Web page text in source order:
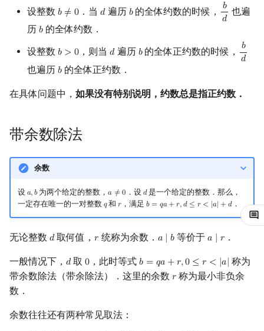
Main–Lorentz 算法
析合树
PQ 树
手指树
图的着色
网络流
Prüfer 序列
矩阵树定理
LGV 引理
最大团搜索算法
图上随机游走
设整数 𝑏 ≠ 0
b ≠0 ．当𝑑
d遍历 𝑏
b的全体约数的时候，
𝑏
𝑑
bd也遍
历 𝑏
b的全体约数．
设整数 𝑏 > 0
b >0 ，则当𝑑
d遍历 𝑏
b的全体正约数的时候，
𝑏
𝑑
bd
也遍历 𝑏
b的全体正约数．
在具体问题中， 如果没有特别说明，约数总是指正约数．
带余数除法
余数
设 𝑎,𝑏
a, b为两个给定的整数，𝑎 ≠ 0
a ≠0 ．设 𝑑
d是一个给定的整数．那么，
一定存在唯一的一对整数 𝑞
q和𝑟
r ，满足𝑏 = 𝑞𝑎+ 𝑟,𝑑 ≤ 𝑟 < |𝑎| + 𝑑
b =q a+r,d ≤r <| a| +d ．
无论整数 𝑑
d取何值，𝑟
r 统称为余数． 𝑎 ∣ 𝑏
a b 等价于𝑎 ∣ 𝑟
a ．
一般情况下， 𝑑
d取0
0 ，此时等式𝑏 = 𝑞𝑎 +𝑟,0 ≤ 𝑟 < |𝑎|
b =q a+ r,0 ≤r<|a|
称为
带余数除法（带余除法）．这里的余数 𝑟
r 称为最小非负余
数．
余数往往还有两种常见取法：